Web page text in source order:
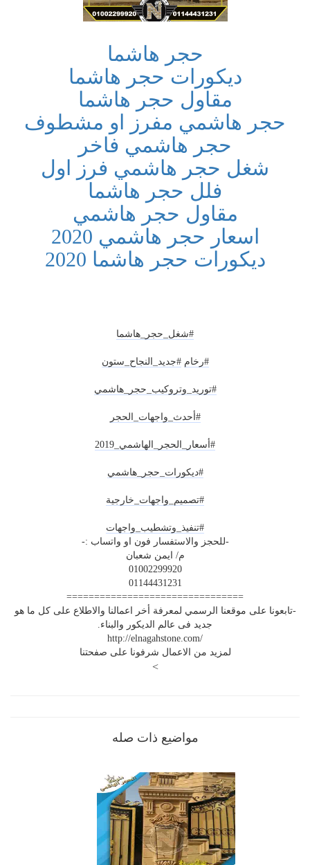
حجر هاشما
ديكورات حجر هاشما
مقاول حجر هاشما
حجر هاشمي مفرز او مشطوف
حجر هاشمي فاخر
شغل حجر هاشمي فرز اول
فلل حجر هاشما
مقاول حجر هاشمي
اسعار حجر هاشمي 2020
ديكورات حجر هاشما 2020
#شغل_حجر_هاشما
#رخام #جديد_النجاح _ستون
#توريد_وتروكيب_حجر_هاشمي
#أحدث_واجهات_الحجر
#أسعار_الحجر_الهاشمي_2019
#ديكورات_حجر_هاشمي
#تصميم_واجهات_خارجية
#تنفيذ_وتشطيب_واجهات
-للحجز والاستفسار فون او واتساب :-
م/ ايمن شعبان
01002299920
01144431231
================================
-تابعونا على موقعنا الرسمي لمعرفة أخر اعمالنا والاطلاع على كل ما هو
جديد فى عالم الديكور والبناء.
http://elnagahstone.com/
لمزيد من الاعمال شرفونا على صفحتنا
>
مواضيع ذات صله